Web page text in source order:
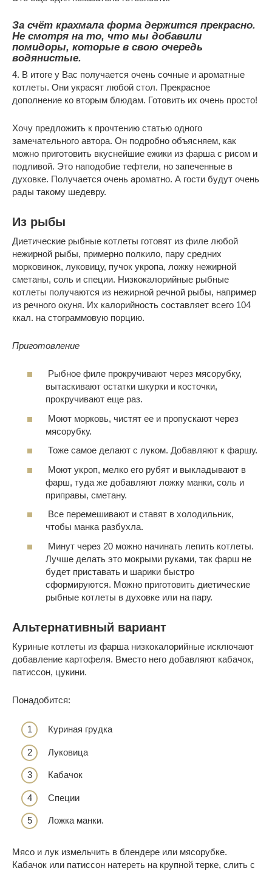
За счёт крахмала форма держится прекрасно.
Не смотря на то, что мы добавили
помидоры, которые в свою очередь
водянистые.
4. В итоге у Вас получается очень сочные и ароматные
котлеты. Они украсят любой стол. Прекрасное
дополнение ко вторым блюдам. Готовить их очень просто!
Хочу предложить к прочтению статью одного
замечательного автора. Он подробно объясняем, как
можно приготовить вкуснейшие ежики из фарша с рисом и
подливой. Это наподобие тефтели, но запеченные в
духовке. Получается очень ароматно. А гости будут очень
рады такому шедевру.
Из рыбы
Диетические рыбные котлеты готовят из филе любой
нежирной рыбы, примерно полкило, пару средних
морковинок, луковицу, пучок укропа, ложку нежирной
сметаны, соль и специи. Низкокалорийные рыбные
котлеты получаются из нежирной речной рыбы, например
из речного окуня. Их калорийность составляет всего 104
ккал. на стограммовую порцию.
Приготовление
Рыбное филе прокручивают через мясорубку,
вытаскивают остатки шкурки и косточки,
прокручивают еще раз.
Моют морковь, чистят ее и пропускают через
мясорубку.
Тоже самое делают с луком. Добавляют к фаршу.
Моют укроп, мелко его рубят и выкладывают в
фарш, туда же добавляют ложку манки, соль и
приправы, сметану.
Все перемешивают и ставят в холодильник,
чтобы манка разбухла.
Минут через 20 можно начинать лепить котлеты.
Лучше делать это мокрыми руками, так фарш не
будет приставать и шарики быстро
сформируются. Можно приготовить диетические
рыбные котлеты в духовке или на пару.
Альтернативный вариант
Куриные котлеты из фарша низкокалорийные исключают
добавление картофеля. Вместо него добавляют кабачок,
патиссон, цукини.
Понадобится:
Куриная грудка
Луковица
Кабачок
Специи
Ложка манки.
Мясо и лук измельчить в блендере или мясорубке.
Кабачок или патиссон натереть на крупной терке, слить с